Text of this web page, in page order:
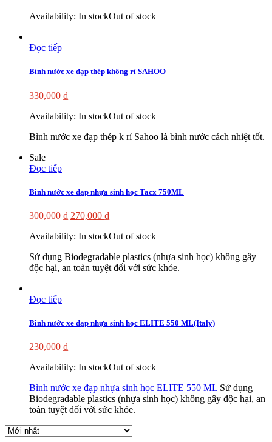
Availability: In stockOut of stock
Đọc tiếp
Bình nước xe đạp thép không rỉ SAHOO
330,000 ₫
Availability: In stockOut of stock
Bình nước xe đạp thép k rỉ Sahoo là bình nước cách nhiệt tốt.
Sale
Đọc tiếp
Bình nước xe đạp nhựa sinh học Tacx 750ML
300,000₫ 270,000 ₫
Availability: In stockOut of stock
Sử dụng Biodegradable plastics (nhựa sinh học) không gây
độc hại, an toàn tuyệt đối với sức khỏe.
Đọc tiếp
Bình nước xe đạp nhựa sinh học ELITE 550 ML(Italy)
230,000 ₫
Availability: In stockOut of stock
Bình nước xe đạp nhựa sinh học ELITE 550 ML Sử dụng
Biodegradable plastics (nhựa sinh học) không gây độc hại, an
toàn tuyệt đối với sức khỏe.